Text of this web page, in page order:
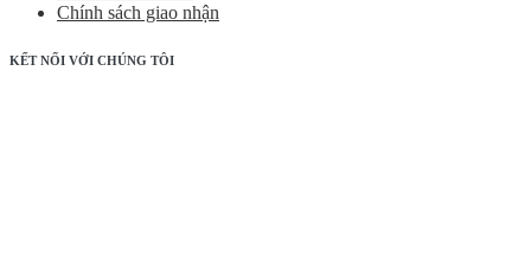
Chính sách giao nhận
KẾT NỐI VỚI CHÚNG TÔI